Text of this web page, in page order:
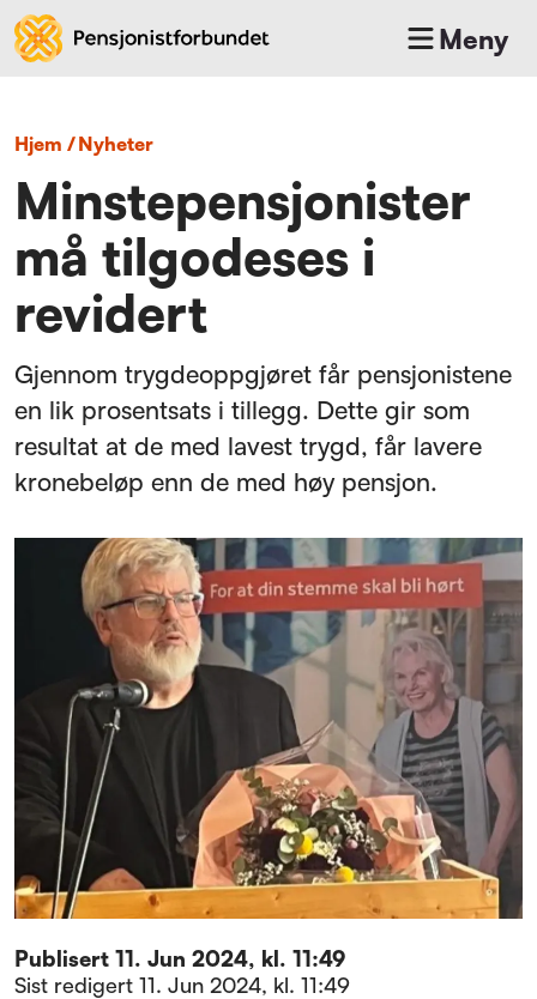
Meny
Hjem / nyheter
Minstepensjonister
må tilgodeses i
revidert
Gjennom trygdeoppgjøret får pensjonistene
en lik prosentsats i tillegg. Dette gir som
resultat at de med lavest trygd, får lavere
kronebeløp enn de med høy pensjon.
Publisert 11. Jun 2024, kl. 11:49
Sist redigert 11. Jun 2024, kl. 11:49